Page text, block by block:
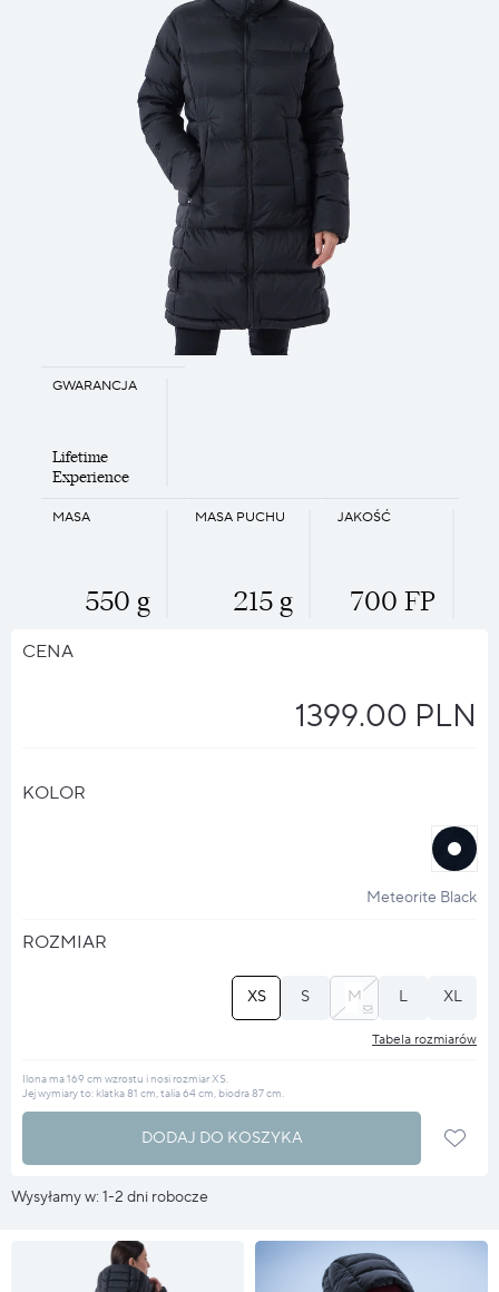
MASA
550 g
JAKOŚĆ
700 FP
MASA PUCHU
215 g
GWARANCJA
Lifetime
Experience
CENA
1399.00 PLN
KOLOR
halo
?
Meteorite Black
ROZMIAR
XL
L
M
S
XS
Tabela rozmiarów
Ilona ma 169 cm wzrostu i nosi rozmiar XS.
Jej wymiary to: klatka 81 cm, talia 64 cm, biodra 87 cm.
DODAJ DO KOSZYKA
Wysyłamy w: 1-2 dni robocze